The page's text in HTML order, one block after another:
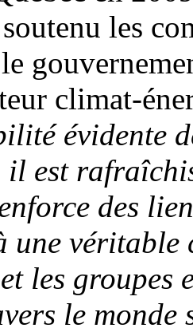
les
climat-
évidente
il est
des
une véritable
les groupes
le monde